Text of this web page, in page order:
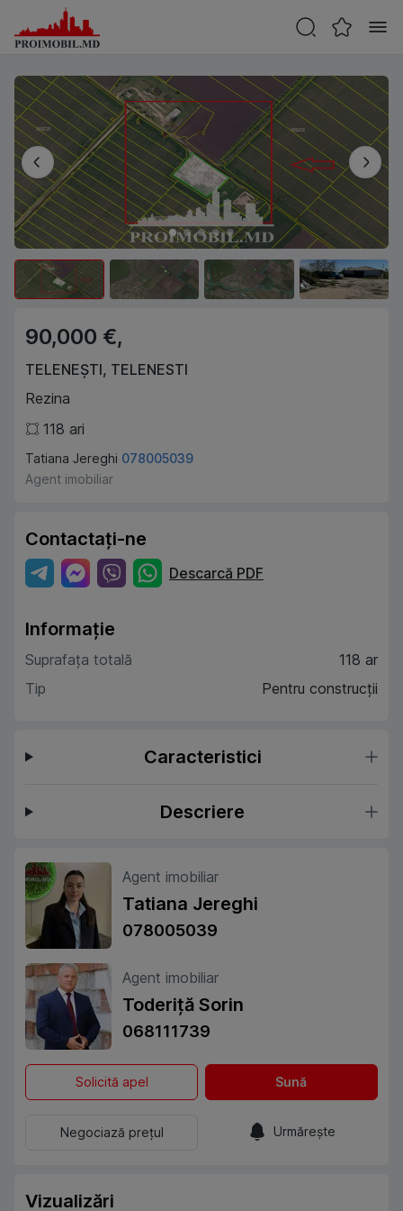
90,000 €,
TELENEȘTI, TELENESTI
Rezina
118 ari
Tatiana Jereghi 078005039
Agent imobiliar
Contactați-ne
Descarcă PDF
Informație
Suprafața totală
118 ar
Tip
Pentru construcții
Caracteristici
Descriere
Agent imobiliar
Tatiana Jereghi
078005039
Agent imobiliar
Toderiță Sorin
068111739
Solicită apel Sună
Negociază prețul Urmărește
Vizualizări